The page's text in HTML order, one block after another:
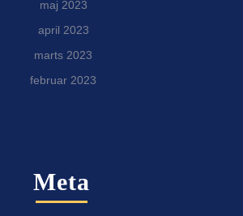
maj 2023
april 2023
marts 2023
februar 2023
Meta